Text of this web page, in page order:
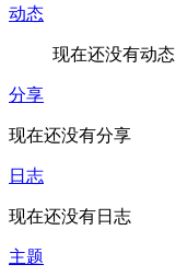
动态
现在还没有动态
分享
现在还没有分享
日志
现在还没有日志
主题